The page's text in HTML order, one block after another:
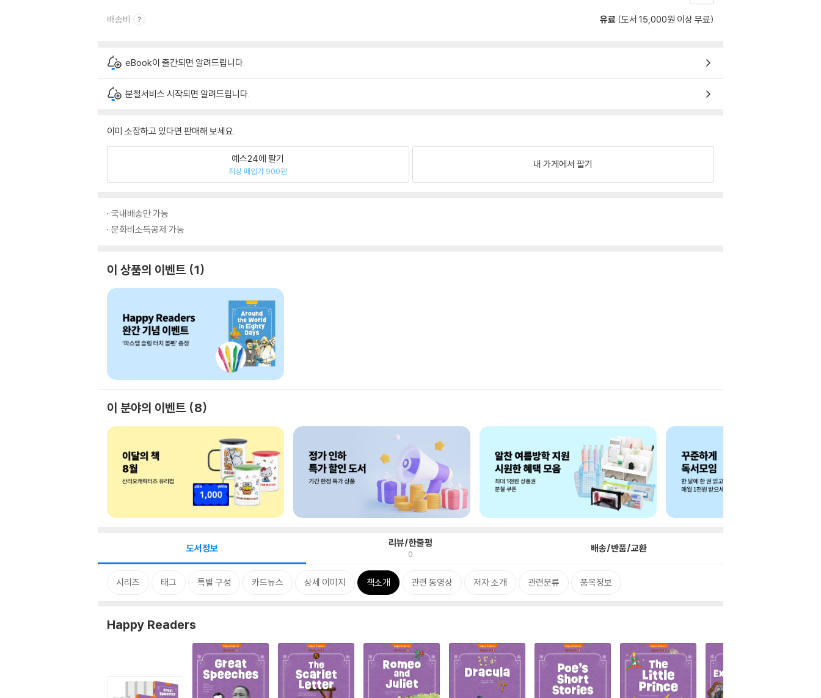
배송비 유료 (도서 15,000원 이상 무료)
eBook이 출간되면 알려드립니다.
분철서비스 시작되면 알려드립니다.
이미 소장하고 있다면 판매해 보세요.
예스24에 팔기
최상 매입가 900원
내 가게에서 팔기
국내배송만 가능
문화비소득공제 가능
이 상품의 이벤트 1
이 분야의 이벤트 8
도서정보 리뷰/한줄평
0 배송/반품/교환
시리즈 태그 특별 구성 카드뉴스 상세 이미지 책소개 관련 동영상 저자 소개 관련분류 품목정보
Happy Readers